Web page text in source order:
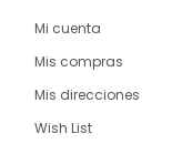
Mi cuenta
Mis compras
Mis direcciones
Wish List